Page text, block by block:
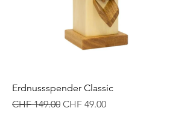
Erdnussspender Classic
Standardpreis
CHF 149.00 Sale-Preis
CHF 49.00